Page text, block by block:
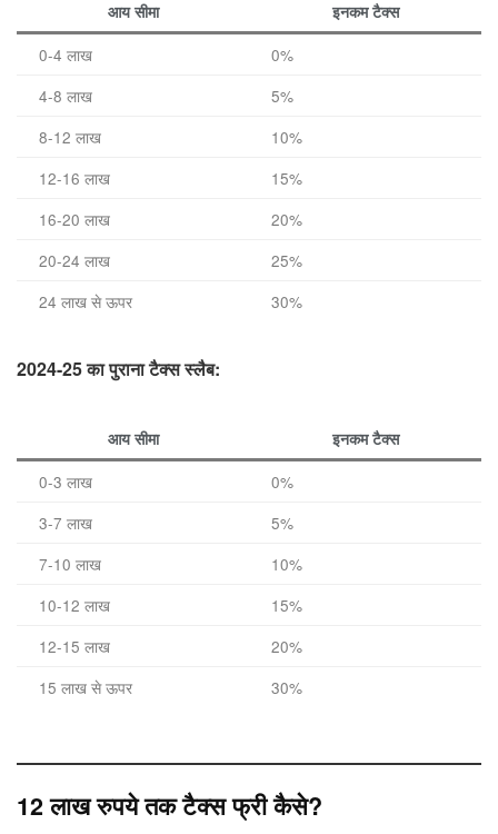
आय सीमा इनकम टैक्स
0-4 लाख
0%
4-8 लाख
5%
8-12 लाख
10%
12-16 लाख
15%
16-20 लाख
20%
20-24 लाख
25%
24 लाख से ऊपर
30%
2024-25 का पुराना टैक्स स्लैब:
आय सीमा इनकम टैक्स
0-3 लाख
0%
3-7 लाख
5%
7-10 लाख
10%
10-12 लाख
15%
12-15 लाख
20%
15 लाख से ऊपर
30%
12 लाख रुपये तक टैक्स फ्री कैसे?